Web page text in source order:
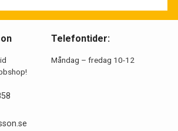
Telefontider:
Måndag – fredag 10-12